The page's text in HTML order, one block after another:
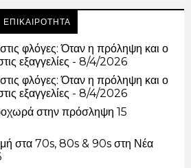
ΕΠΙΚΑΙΡΟΤΗΤΑ
φλόγες: Όταν η πρόληψη και ο
εξαγγελίες - 8/4/2026
φλόγες: Όταν η πρόληψη και ο
εξαγγελίες - 8/4/2026
στην πρόσληψη 15
στα 70s, 80s & 90s στη Νέα